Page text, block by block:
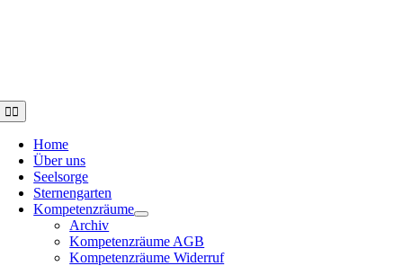
Toggle
Navigation
Home
Über uns
Seelsorge
Sternengarten
Kompetenzräume
Archiv
Kompetenzräume AGB
Kompetenzräume Widerruf